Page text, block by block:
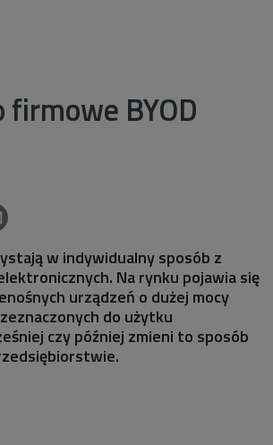
BYOD
w indywidualny sposób z
Na rynku pojawia się
urządzeń o dużej mocy
do użytku
czy później zmieni to sposób